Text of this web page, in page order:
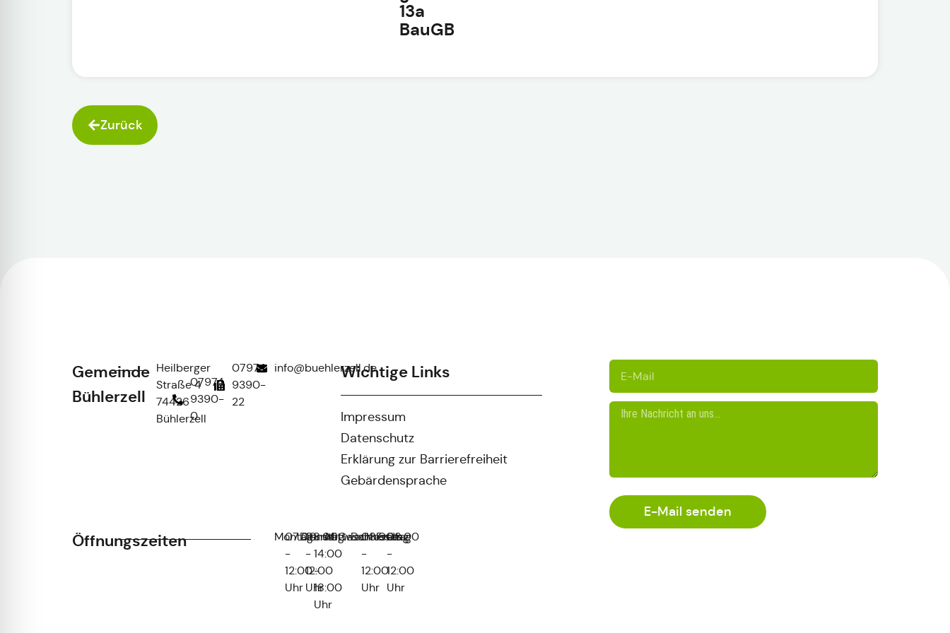
13a
BauGB
Zurück
Gemeinde
Bühlerzell
Heilberger
Straße 4
74426
Bühlerzell
07974
9390-
0
07974
9390-
22
info@buehlerzell.deWichtige Links
Impressum
Datenschutz
Erklärung zur Barrierefreiheit
Gebärdensprache
E-Mail senden
Öffnungszeiten Montag
07:00
-
12:00
Uhr
Dienstag
08:00
-
12:00
Uhr
und
14:00
-
18:00
Uhr
Mittwoch
Geschlossen
Donnerstag
08:00
-
12:00
Uhr
Freitag
08:00
-
12:00
Uhr